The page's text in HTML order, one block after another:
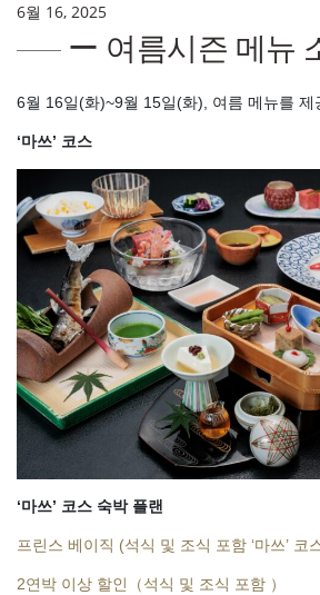
6월 16, 2025
ー 여름시즌 메뉴
6월 16일(화)~9월 15일(화), 여름 메뉴를 제
‘마쓰’ 코스
‘마쓰’ 코스 숙박 플랜
프린스 베이직 (석식 및 조식 포함 ‘마쓰’ 코
2연박 이상 할인（석식 및 조식 포함 ）